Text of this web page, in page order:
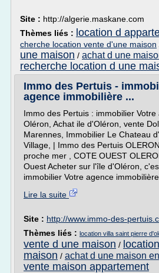
Site : http://algerie.maskane.com
Thèmes liés : location d
cherche location vente d'une maison
une maison / achat d une
recherche location d une
Immo des Pertuis -
agence immobilière ...
Immo des Pertuis : immobilier
Oléron, Achat ile d'Oléron, vente
Marennes, Immobilier Le Chateau
Village, | Immo des Pertuis
proche mer , COTE OUEST
Ouest Acheter sur l'île d'Oléron,
immobilier Votre agence immobilière
Lire la suite
Site : http://www.immo-des-
Thèmes liés : location villa saint pierre
vente d une maison /
maison / achat d une maison
vente maison appartement